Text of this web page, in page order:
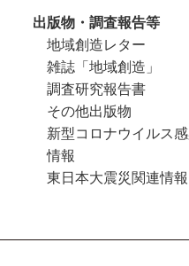
出版物・調査報告等
地域創造レター
雑誌「地域創造」
調査研究報告書
その他出版物
新型コロナウイルス
情報
東日本大震災関連情報